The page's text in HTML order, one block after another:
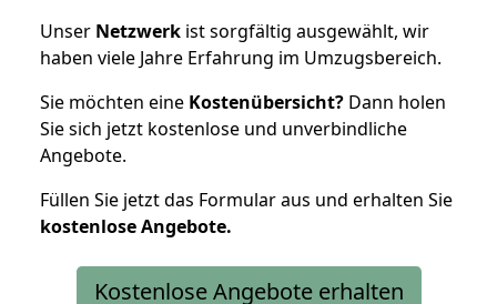
Unser Netzwerk ist sorgfältig ausgewählt, wir
haben viele Jahre Erfahrung im Umzugsbereich.
Sie möchten eine Kostenübersicht? Dann holen
Sie sich jetzt kostenlose und unverbindliche
Angebote.
Füllen Sie jetzt das Formular aus und erhalten Sie
kostenloseAngebote.
Kostenlose Angebote erhalten